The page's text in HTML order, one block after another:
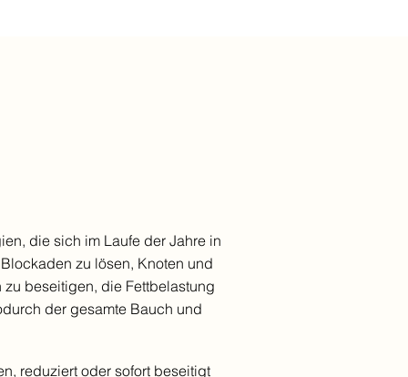
die sich im Laufe der Jahre in
zu lösen, Knoten und
beseitigen, die Fettbelastung
der gesamte Bauch und
reduziert oder sofort beseitigt